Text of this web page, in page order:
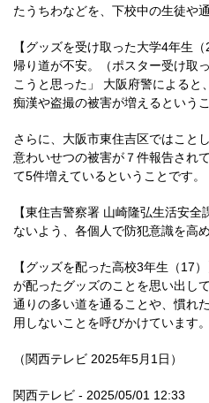
たうちわなどを、下校中の生徒や
【グッズを受け取った大学4年生
帰り道が不安。（ポスター受け取
こうと思った」 大阪府警によると
痴漢や盗撮の被害が増えるというこ
さらに、大阪市東住吉区ではこと
意わいせつの被害が７件報告され
て5件増えているということです。
【東住吉警察署 山崎隆弘生活安
ないよう、各個人で防犯意識を高
【グッズを配った高校3年生（17
が配ったグッズのことを思い出し
通りの多い道を通ることや、慣れ
用しないことを呼びかけています。
（関西テレビ 2025年5月1日）
関西テレビ - 2025/05/01 12:33